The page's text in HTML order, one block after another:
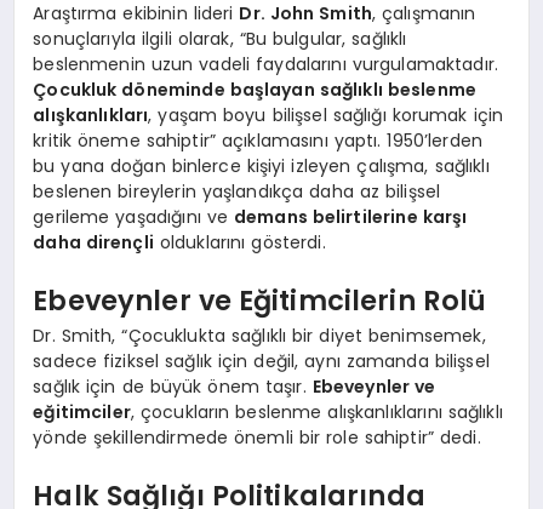
Araştırma ekibinin lideri Dr. John Smith, çalışmanın
sonuçlarıyla ilgili olarak, “Bu bulgular, sağlıklı
beslenmenin uzun vadeli faydalarını vurgulamaktadır.
Çocukluk döneminde başlayan sağlıklı beslenme
alışkanlıkları, yaşam boyu bilişsel sağlığı korumak için
kritik öneme sahiptir” açıklamasını yaptı. 1950’lerden
bu yana doğan binlerce kişiyi izleyen çalışma, sağlıklı
beslenen bireylerin yaşlandıkça daha az bilişsel
gerileme yaşadığını ve demans belirtilerine karşı
daha dirençli olduklarını gösterdi.
Ebeveynler ve Eğitimcilerin Rolü
Dr. Smith, “Çocuklukta sağlıklı bir diyet benimsemek,
sadece fiziksel sağlık için değil, aynı zamanda bilişsel
sağlık için de büyük önem taşır. Ebeveynler ve
eğitimciler, çocukların beslenme alışkanlıklarını sağlıklı
yönde şekillendirmede önemli bir role sahiptir” dedi.
Halk Sağlığı Politikalarında